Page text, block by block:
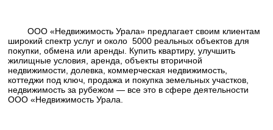
ООО «Недвижимость Урала» предлагает своим клиентам
широкий спектр услуг и около 5000 реальных объектов для
покупки, обмена или аренды. Купить квартиру, улучшить
жилищные условия, аренда, объекты вторичной
недвижимости, долевка, коммерческая недвижимость,
коттеджи под ключ, продажа и покупка земельных участков,
недвижимость за рубежом — все это в сфере деятельности
ООО «Недвижимость Урала.